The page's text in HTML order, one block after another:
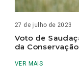
27 de julho de 2023
Voto de
da
VER MAIS